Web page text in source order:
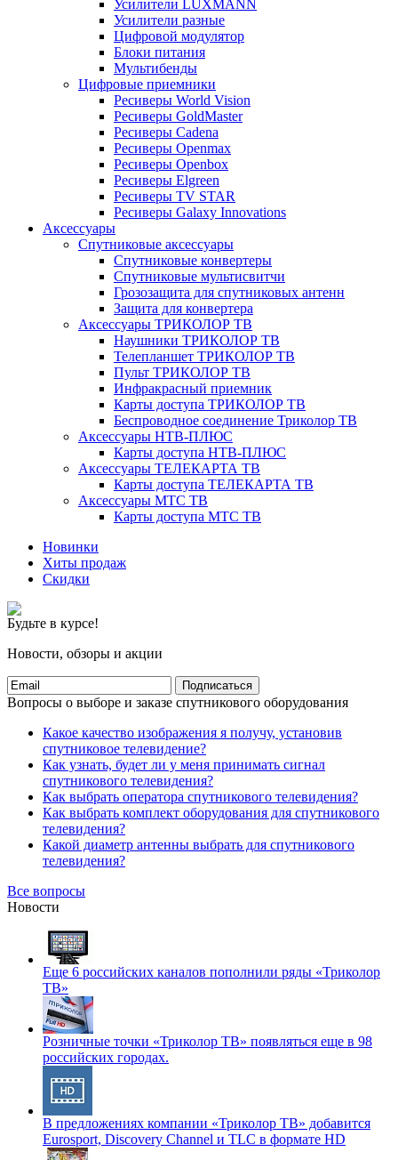
Усилители LUXMANN
Усилители разные
Цифровой модулятор
Блоки питания
Мультибенды
Цифровые приемники
Ресиверы World Vision
Ресиверы GoldMaster
Ресиверы Cadena
Ресиверы Openmax
Ресиверы Openbox
Ресиверы Elgreen
Ресиверы TV STAR
Ресиверы Galaxy Innovations
Аксессуары
Спутниковые аксессуары
Спутниковые конвертеры
Спутниковые мультисвитчи
Грозозащита для спутниковых антенн
Защита для конвертера
Аксессуары ТРИКОЛОР ТВ
Наушники ТРИКОЛОР ТВ
Телепланшет ТРИКОЛОР ТВ
Пульт ТРИКОЛОР ТВ
Инфракрасный приемник
Карты доступа ТРИКОЛОР ТВ
Беспроводное соединение Триколор ТВ
Аксессуары НТВ-ПЛЮС
Карты доступа НТВ-ПЛЮС
Аксессуары ТЕЛЕКАРТА ТВ
Карты доступа ТЕЛЕКАРТА ТВ
Аксессуары МТС ТВ
Карты доступа МТС ТВ
Новинки
Хиты продаж
Скидки
Будьте в курсе!
Новости, обзоры и акции
Подписаться
Вопросы о выборе и заказе спутникового оборудования
Какое качество изображения я получу, установив
спутниковое телевидение?
Как узнать, будет ли у меня принимать сигнал
спутникового телевидения?
Как выбрать оператора спутникового телевидения?
Как выбрать комплект оборудования для спутникового
телевидения?
Какой диаметр антенны выбрать для спутникового
телевидения?
Все вопросы
Новости
Еще 6 российских каналов пополнили ряды «Триколор
ТВ»
Розничные точки «Триколор ТВ» появляться еще в 98
российских городах.
В предложениях компании «Триколор ТВ» добавится
Eurosport, Discovery Channel и TLC в формате HD